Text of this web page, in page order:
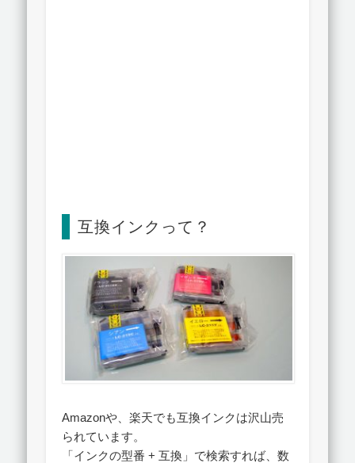
互換インクって？
Amazonや、楽天でも互換インクは沢山売
られています。
「インクの型番 + 互換」で検索すれば、数